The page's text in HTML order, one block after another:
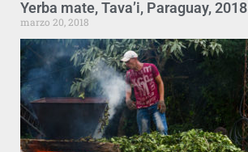
Yerba mate, Tava’i, Paraguay, 2018
marzo 20, 2018